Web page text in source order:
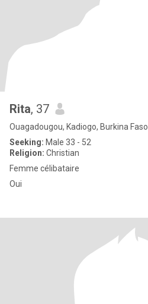
Rita, 37
Ouagadougou, Kadiogo, Burkina Faso
Seeking: Male 33 - 52
Religion: Christian
Femme célibataire
Oui